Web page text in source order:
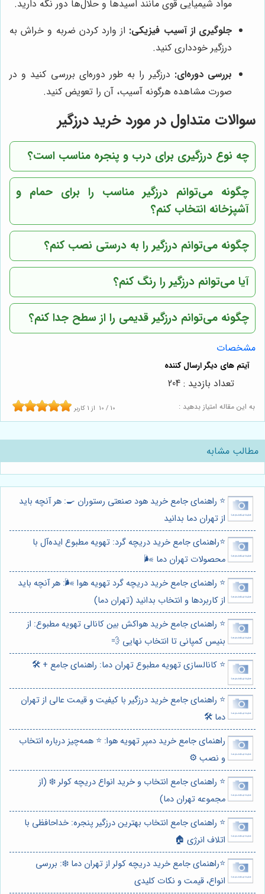
مواد شیمیایی قوی مانند اسیدها و حلال‌ها دور نگه دارید.
جلوگیری از آسیب فیزیکی: از وارد کردن ضربه و خراش به
درزگیر خودداری کنید.
بررسی دوره‌ای: درزگیر را به طور دوره‌ای بررسی کنید و در
صورت مشاهده هرگونه آسیب، آن را تعویض کنید.
سوالات متداول در مورد خرید درزگیر
چه نوع درزگیری برای درب و پنجره مناسب است؟
چگونه می‌توانم درزگیر مناسب را برای حمام و
آشپزخانه انتخاب کنم؟
چگونه می‌توانم درزگیر را به درستی نصب کنم؟
آیا می‌توانم درزگیر را رنگ کنم؟
چگونه می‌توانم درزگیر قدیمی را از سطح جدا کنم؟
مشخصات
به این مقاله امتیاز بدهید : 10 / 10 از 1 کاربر
تعداد بازدید : 204
مطالب مشابه
⭐️ راهنمای جامع خرید هود صنعتی رستوران 🍳: هر آنچه باید
از تهران دما بدانید
⭐️راهنمای جامع خرید دریچه گرد: تهویه مطبوع ایده‌آل با
محصولات تهران دما 🌬️
⭐️ راهنمای جامع خرید دریچه گرد تهویه هوا 🌬️: هر آنچه باید
از کاربردها و انتخاب بدانید (تهران دما)
⭐️ راهنمای جامع خرید هواکش بین کانالی تهویه مطبوع: از
بنیس کمپانی تا انتخاب نهایی 💨
⭐️ کانالسازی تهویه مطبوع تهران دما: راهنمای جامع + 🛠️
⭐️ راهنمای جامع خرید درزگیر با کیفیت و قیمت عالی از تهران
دما 🛠️
راهنمای جامع خرید دمپر تهویه هوا: ⭐️ همه‌چیز درباره انتخاب
و نصب ⚙️
⭐️ راهنمای جامع انتخاب و خرید انواع دریچه کولر ❄️ (از
مجموعه تهران دما)
⭐️ راهنمای جامع انتخاب بهترین درزگیر پنجره: خداحافظی با
اتلاف انرژی 🏠
⭐️راهنمای جامع خرید دریچه کولر از تهران دما ❄️: بررسی
انواع، قیمت و نکات کلیدی